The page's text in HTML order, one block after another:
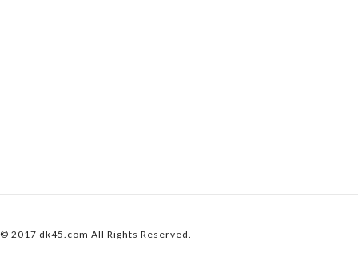
© 2017 dk45.com All Rights Reserved.